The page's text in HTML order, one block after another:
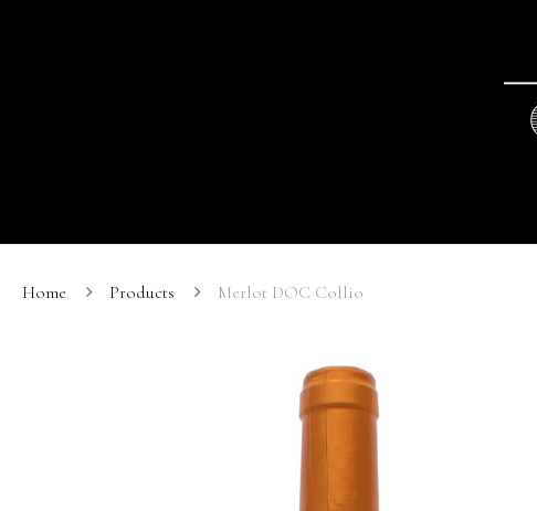
Home Products Merlot DOC Collio